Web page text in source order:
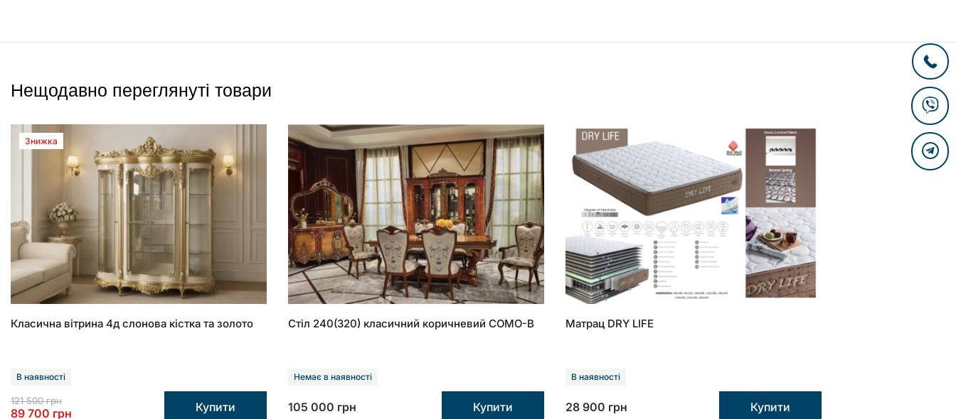
Нещодавно переглянуті товари
Знижка
Класична вітрина 4д слонова кістка та золото
В наявності
121 500грн
89 700 грн Купити
Стіл 240(320) класичний коричневий COMO-B
Немає в наявності
105 000 грн Купити
Матрац DRY LIFE
В наявності
28 900 грн Купити